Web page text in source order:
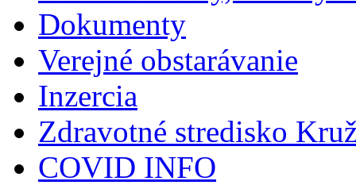
Dokumenty
Verejné obstarávanie
Inzercia
Zdravotné stredisko
COVID INFO